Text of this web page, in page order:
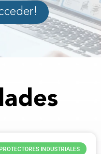
INDUSTRIALES